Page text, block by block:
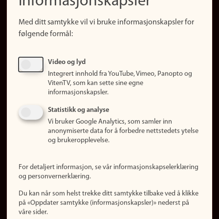
Finn studier
Ledige stillinger
Om nettstedet
Informasjonskapsler
Personvern
Logg inn
Med ditt samtykke vil vi bruke informasjonskapsler for
følgende formål:
Video og lyd
Integrert innhold fra YouTube, Vimeo, Panopto og
VitenTV, som kan sette sine egne
informasjonskapsler.
Statistikk og analyse
Vi bruker Google Analytics, som samler inn
anonymiserte data for å forbedre nettstedets ytelse
og brukeropplevelse.
For detaljert informasjon, se vår informasjonskapselerklæring
og personvernerklæring.
Du kan når som helst trekke ditt samtykke tilbake ved å klikke
på «Oppdater samtykke (informasjonskapsler)» nederst på
våre sider.